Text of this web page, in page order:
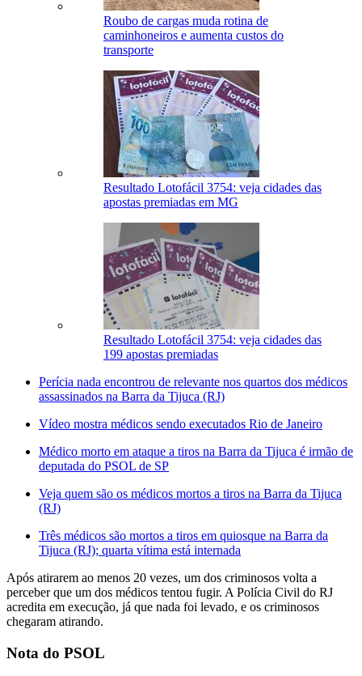
Roubo de cargas muda rotina de
caminhoneiros e aumenta custos do
transporte
Resultado Lotofácil 3754: veja cidades das
apostas premiadas em MG
Resultado Lotofácil 3754: veja cidades das
199 apostas premiadas
Perícia nada encontrou de relevante nos quartos dos médicos
assassinados na Barra da Tijuca (RJ)
Vídeo mostra médicos sendo executados Rio de Janeiro
Médico morto em ataque a tiros na Barra da Tijuca é irmão de
deputada do PSOL de SP
Veja quem são os médicos mortos a tiros na Barra da Tijuca
(RJ)
Três médicos são mortos a tiros em quiosque na Barra da
Tijuca (RJ); quarta vítima está internada
Após atirarem ao menos 20 vezes, um dos criminosos volta a
perceber que um dos médicos tentou fugir. A Polícia Civil do RJ
acredita em execução, já que nada foi levado, e os criminosos
chegaram atirando.
Nota do PSOL